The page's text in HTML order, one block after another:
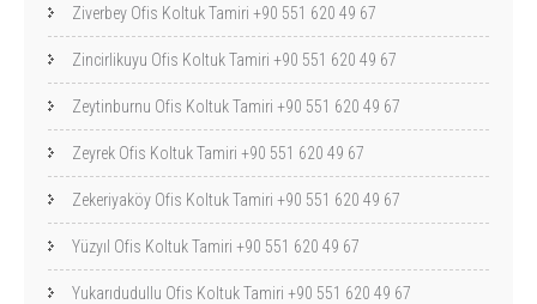
Ziverbey Ofis Koltuk Tamiri +90 551 620 49 67
Zincirlikuyu Ofis Koltuk Tamiri +90 551 620 49 67
Zeytinburnu Ofis Koltuk Tamiri +90 551 620 49 67
Zeyrek Ofis Koltuk Tamiri +90 551 620 49 67
Zekeriyaköy Ofis Koltuk Tamiri +90 551 620 49 67
Yüzyıl Ofis Koltuk Tamiri +90 551 620 49 67
Yukarıdudullu Ofis Koltuk Tamiri +90 551 620 49 67